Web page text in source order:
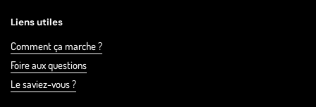
Liens utiles
Comment ça marche ?
Foire aux questions
Le saviez-vous ?